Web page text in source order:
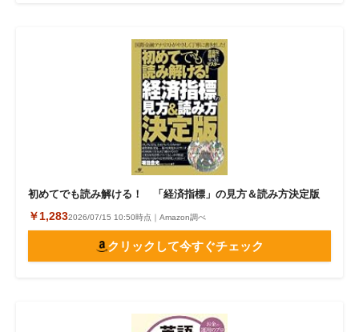
初めてでも読み解ける！ 「経済指標」の見方＆読み方決定版
￥1,2832026/07/15 10:50時点｜Amazon調べ
クリックして今すぐチェック